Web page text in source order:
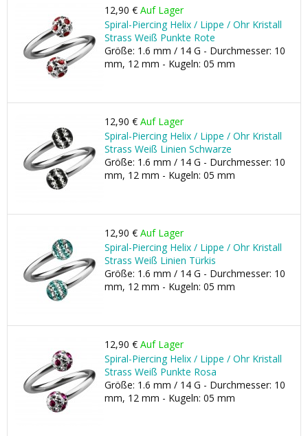
12,90 € Auf Lager
Spiral-Piercing Helix / Lippe / Ohr Kristall
Strass Weiß Punkte Rote
Größe: 1.6 mm / 14 G - Durchmesser: 10
mm, 12 mm - Kugeln: 05 mm
12,90 € Auf Lager
Spiral-Piercing Helix / Lippe / Ohr Kristall
Strass Weiß Linien Schwarze
Größe: 1.6 mm / 14 G - Durchmesser: 10
mm, 12 mm - Kugeln: 05 mm
12,90 € Auf Lager
Spiral-Piercing Helix / Lippe / Ohr Kristall
Strass Weiß Linien Türkis
Größe: 1.6 mm / 14 G - Durchmesser: 10
mm, 12 mm - Kugeln: 05 mm
12,90 € Auf Lager
Spiral-Piercing Helix / Lippe / Ohr Kristall
Strass Weiß Punkte Rosa
Größe: 1.6 mm / 14 G - Durchmesser: 10
mm, 12 mm - Kugeln: 05 mm